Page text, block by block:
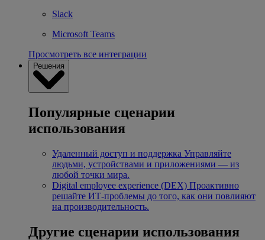
Slack
Microsoft Teams
Просмотреть все интеграции
Решения
Популярные сценарии
использования
Удаленный доступ и поддержка Управляйте
людьми, устройствами и приложениями — из
любой точки мира.
Digital employee experience (DEX) Проактивно
решайте ИТ-проблемы до того, как они повлияют
на производительность.
Другие сценарии использования